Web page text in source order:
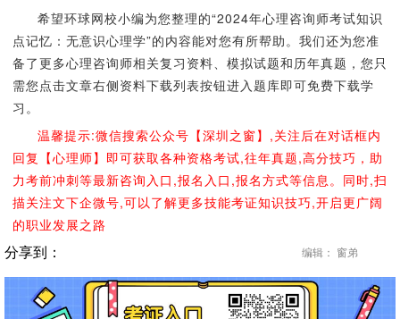
希望环球网校小编为您整理的“2024年心理咨询师考试知识
点记忆：无意识心理学”的内容能对您有所帮助。我们还为您准
备了更多心理咨询师相关复习资料、模拟试题和历年真题，您只
需您点击文章右侧资料下载列表按钮进入题库即可免费下载学
习。
温馨提示:微信搜索公众号【深圳之窗】,关注后在对话框内
回复【心理师】即可获取各种资格考试,往年真题,高分技巧，助
力考前冲刺等最新咨询入口,报名入口,报名方式等信息。同时,扫
描关注文下企微号,可以了解更多技能考证知识技巧,开启更广阔
的职业发展之路
分享到： 编辑： 窗弟